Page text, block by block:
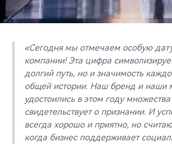
«Сегодня мы отмечаем особую
компании! Эта цифра
долгий путь, но и значимость
общей истории. Наш бренд и наши
удостоились в этом году
свидетельствует о признании. И
всегда хорошо и приятно, но
когда бизнес поддерживает